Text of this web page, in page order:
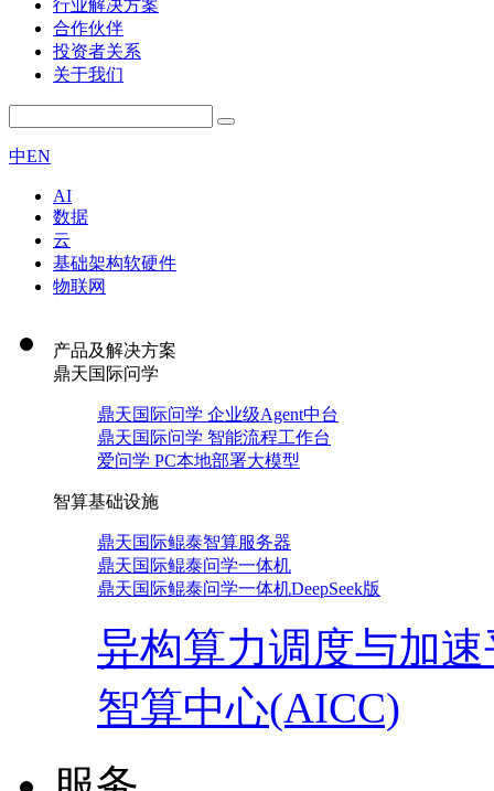
行业解决方案
合作伙伴
投资者关系
关于我们
中EN
AI
数据
云
基础架构软硬件
物联网
产品及解决方案
鼎天国际问学
鼎天国际问学 企业级Agent中台
鼎天国际问学 智能流程工作台
爱问学 PC本地部署大模型
智算基础设施
鼎天国际鲲泰智算服务器
鼎天国际鲲泰问学一体机
鼎天国际鲲泰问学一体机DeepSeek版
异构算力调度与加
智算中心(AICC)